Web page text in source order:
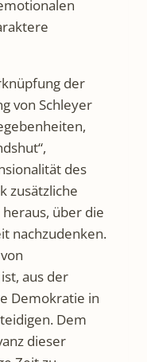
der
von Schleyer
des
zusätzliche
über die
nachzudenken.
aus der
Demokratie in
Dem
dieser